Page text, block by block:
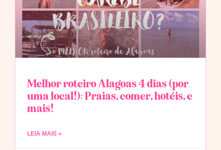
Melhor roteiro Alagoas 4 dias (por
uma local!): Praias, comer, hotéis, e
mais!
LEIA MAIS »